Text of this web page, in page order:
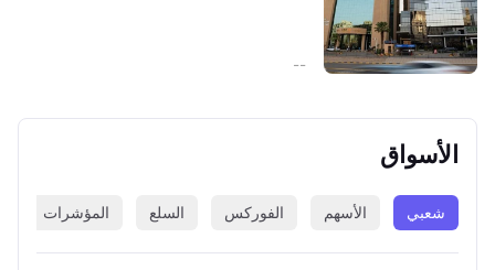
الأسواق
شعبي الأسهم الفوركس السلع المؤشرات
--